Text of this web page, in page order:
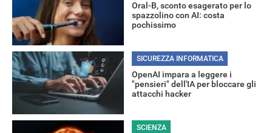
Oral-B, sconto esagerato per lo
spazzolino con AI: costa
pochissimo
SICUREZZA INFORMATICA
OpenAI impara a leggere i
"pensieri" dell'IA per bloccare gli
attacchi hacker
SCIENZA